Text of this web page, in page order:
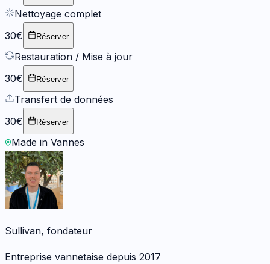
Nettoyage complet
30€
Réserver
Restauration / Mise à jour
30€
Réserver
Transfert de données
30€
Réserver
Made in Vannes
Sullivan, fondateur
Entreprise vannetaise depuis 2017